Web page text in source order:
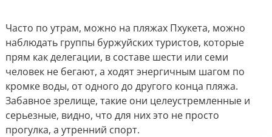
Часто по утрам, можно на пляжах Пхукета, можно
наблюдать группы буржуйских туристов, которые
прям как делегации, в составе шести или семи
человек не бегают, а ходят энергичным шагом по
кромке воды, от одного до другого конца пляжа.
Забавное зрелище, такие они целеустремленные и
серьезные, видно, что для них это не просто
прогулка, а утренний спорт.